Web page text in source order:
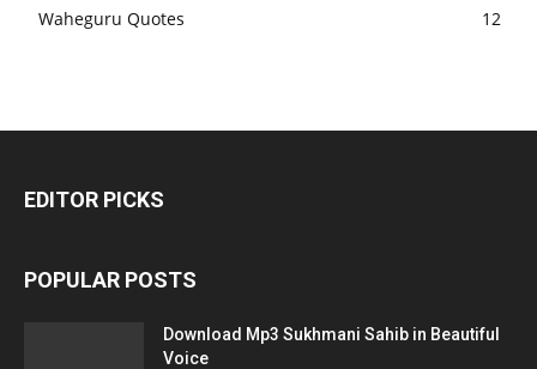
Waheguru Quotes
12
EDITOR PICKS
POPULAR POSTS
Download Mp3 Sukhmani Sahib in Beautiful
Voice